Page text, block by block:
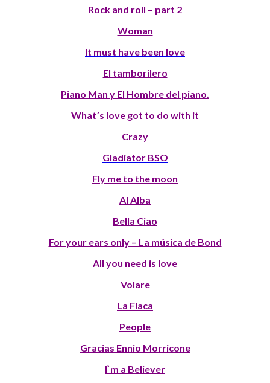
Rock and roll – part 2
Woman
It must have been love
El tamborilero
Piano Man y El Hombre del piano.
What´s love got to do with it
Crazy
Gladiator BSO
Fly me to the moon
Al Alba
Bella Ciao
For your ears only – La música de Bond
All you need is love
Volare
La Flaca
People
Gracias Ennio Morricone
I`m a Believer